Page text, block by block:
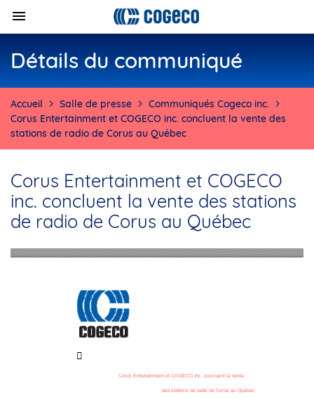
Détails du communiqué
Accueil Salle de presse
Communiqués Cogeco inc.
Corus Entertainment et COGECO inc. concluent la vente des
stations de radio de Corus au Québec
Corus Entertainment et COGECO
inc. concluent la vente des stations
de radio de Corus au Québec

Corus Entertainment et COGECO inc. concluent la vente
des stations de radio de Corus au Québec